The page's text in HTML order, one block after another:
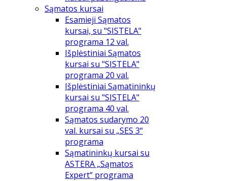
Sąmatos kursai
Esamieji Sąmatos
kursai, su "SISTELA"
programa 12 val.
Išplėstiniai Sąmatos
kursai su "SISTELA"
programa 20 val.
Išplėstiniai Sąmatininkų
kursai su "SISTELA"
programa 40 val.
Sąmatos sudarymo 20
val. kursai su „SES 3“
programa
Sąmatininkų kursai su
ASTERA „Sąmatos
Expert“ programa